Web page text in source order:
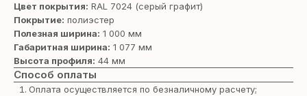
Цвет покрытия: RAL 7024 (серый графит)
Покрытие: полиэстер
Полезная ширина: 1 000 мм
Габаритная ширина: 1 077 мм
Высота профиля: 44 мм
Способ оплаты
Оплата осуществляется по безналичному расчету;